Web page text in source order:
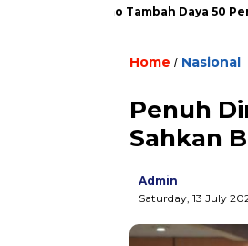
Promo Tambah Daya 50 Persen
Home / Nasional
Penuh
Sahkan
Admin
Saturday, 13 July